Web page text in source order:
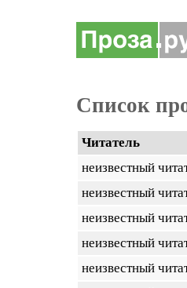
Список
Читатель
неизвестный
неизвестный
неизвестный
неизвестный
неизвестный